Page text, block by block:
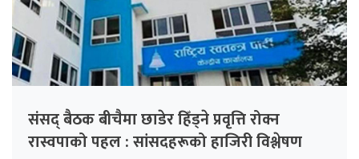
संसद् बैठक बीचैमा छाडेर हिँड्ने प्रवृत्ति रोक्न
रास्वपाको पहल : सांसदहरूको हाजिरी विश्लेषण